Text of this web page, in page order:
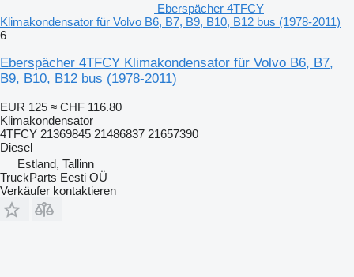
Eberspächer 4TFCY
Klimakondensator für Volvo B6, B7, B9, B10, B12 bus (1978-2011)
6
Eberspächer 4TFCY Klimakondensator für Volvo B6, B7,
B9, B10, B12 bus (1978-2011)
EUR 125 ≈ CHF 116.80
Klimakondensator
4TFCY 21369845 21486837 21657390
Diesel
Estland, Tallinn
TruckParts Eesti OÜ
Verkäufer kontaktieren